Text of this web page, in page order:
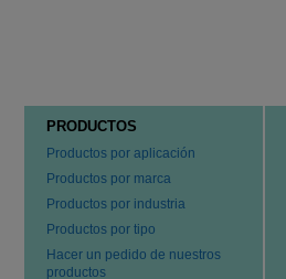
PRODUCTOS
Productos por aplicación
Productos por marca
Productos por industria
Productos por tipo
Hacer un pedido de nuestros
productos